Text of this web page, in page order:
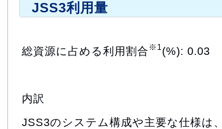
JSS3利用量
総資源に占める利用割合 ※1(%): 0.03
内訳
JSS3のシステム構成や主要な仕様は